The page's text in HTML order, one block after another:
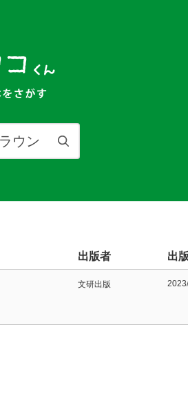
出版者 出
文研出版